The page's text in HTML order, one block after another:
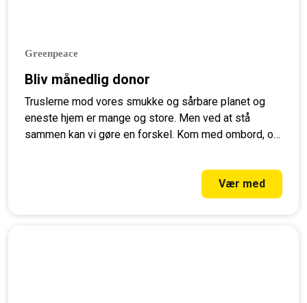
Greenpeace
Bliv månedlig donor
Truslerne mod vores smukke og sårbare planet og
eneste hjem er mange og store. Men ved at stå
sammen kan vi gøre en forskel. Kom med ombord, og
Vær med